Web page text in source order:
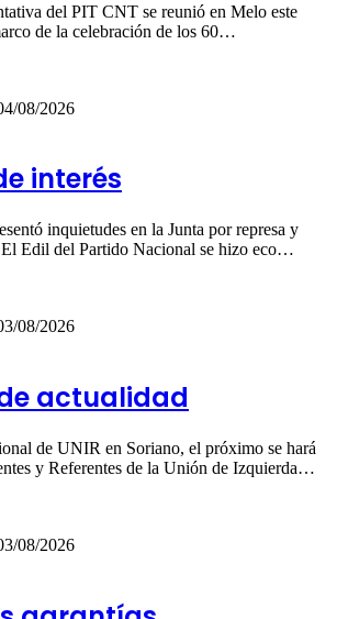
del PIT CNT se reunió en Melo este
de la celebración de los 60…
08/2026
interés
inquietudes en la Junta por represa y
El Edil del Partido Nacional se hizo eco…
08/2026
actualidad
de UNIR en Soriano, el próximo se hará
y Referentes de la Unión de Izquierda…
08/2026